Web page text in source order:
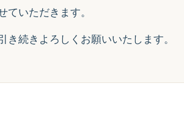
いただきます。
続きよろしくお願いいたします。